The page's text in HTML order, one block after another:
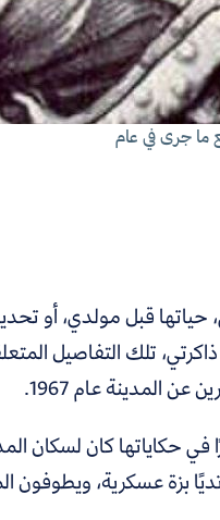
ما جرى في عام
حياتها قبل مولدي، أو
ذاكرتي، تلك التفاصيل
المدينة عام 1967.
حكاياتها كان لسكان
بزة عسكرية، ويطوفون